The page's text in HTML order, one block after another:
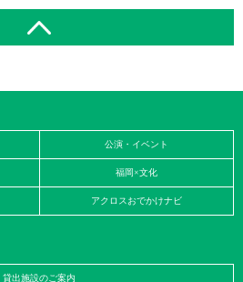
公演・イベント
福岡×文化
アクロスおでかけナビ
貸出施設のご案内